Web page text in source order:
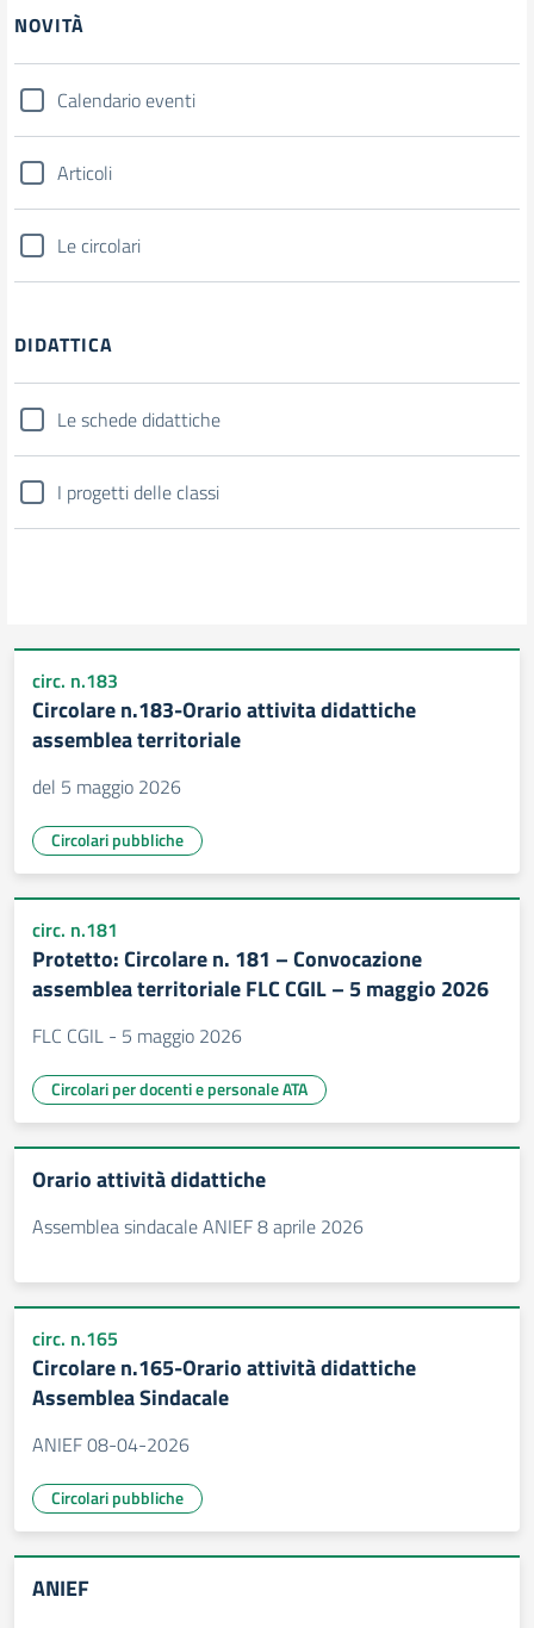
NOVITÀ
Calendario eventi
Articoli
Le circolari
DIDATTICA
Le schede didattiche
I progetti delle classi
circ. n.183
Circolare n.183-Orario attivita didattiche
assemblea territoriale
del 5 maggio 2026
Circolari pubbliche
circ. n.181
Protetto: Circolare n. 181 – Convocazione
assemblea territoriale FLC CGIL – 5 maggio 2026
FLC CGIL - 5 maggio 2026
Circolari per docenti e personale ATA
Orario attività didattiche
Assemblea sindacale ANIEF 8 aprile 2026
circ. n.165
Circolare n.165-Orario attività didattiche
Assemblea Sindacale
ANIEF 08-04-2026
Circolari pubbliche
ANIEF